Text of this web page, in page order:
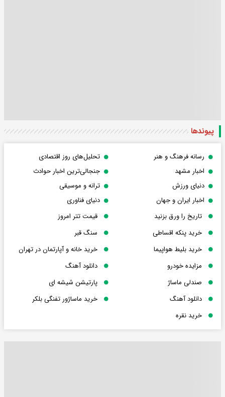
پیوندها
رسانه فرهنگ و هنر
تحلیل‌های روز اقتصادی
اخبار مشهد
جنجالی‌ترین اخبار حوادث
دنیای ورزش
ترانه و موسیقی
اخبار ایران و جهان
دنیای فناوری
تاریخ را ورق بزنید
قیمت تتر امروز
خرید پنکه اقساطی
سنگ قبر
خرید بلیط هواپیما
خرید خانه و آپارتمان در تهران
مزایده خودرو
دانلود آهنگ
صندلی ماساژ
پارتیشن شیشه ای
دانلود آهنگ
خرید ماساژور تفنگی بلکر
خرید نقره